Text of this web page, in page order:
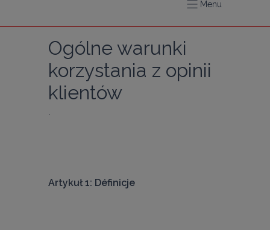
Menu
Ogólne warunki
korzystania z opinii
klientów
.
Artykuł 1: Définicje